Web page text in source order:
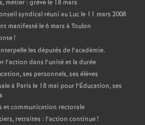
métier : grève le 18 mars
syndical réuni au Luc le 11 mars 2008
manifesté le 6 mars à Toulon
!
les députés de l’académie.
l’action dans l’unité et la durée
ses personnels, ses élèves
à Paris le 18 mai pour l’Éducation, ses
et communication rectorale
retraites : l’action continue!